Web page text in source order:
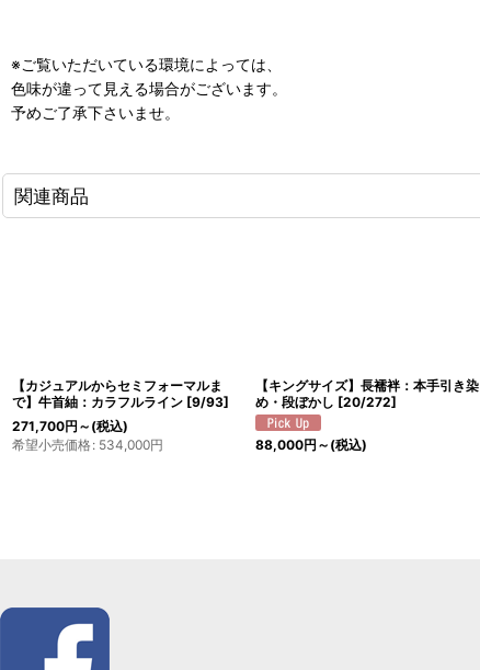
※ご覧いただいている環境によっては、
色味が違って見える場合がございます。
予めご了承下さいませ。
関連商品
【カジュアルからセミフォーマルま
で】牛首紬：カラフルライン [9/93]
271,700円 ～ (税込)
希望小売価格: 534,000円
【キングサイズ】長襦袢：本手引き染
め・段ぼかし [20/272]
88,000円 ～ (税込)